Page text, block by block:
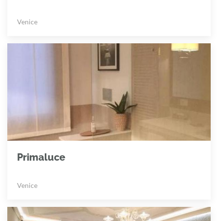
Venice
Primaluce
Venice